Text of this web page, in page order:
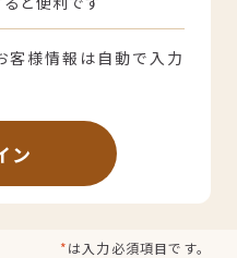
客様情報は自動で入力
ン
*は入力必須項目です。